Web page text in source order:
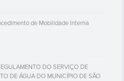
de Mobilidade Interna
DO SERVIÇO DE
DE ÁGUA DO MUNICÍPIO DE SÃO